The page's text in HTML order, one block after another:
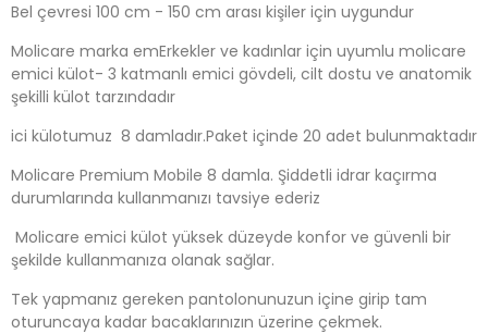
Bel çevresi 100 cm - 150 cm arası kişiler için uygundur
Molicare marka emErkekler ve kadınlar için uyumlu molicare
emici külot- 3 katmanlı emici gövdeli, cilt dostu ve anatomik
şekilli külot tarzındadır
ici külotumuz 8 damladır.Paket içinde 20 adet bulunmaktadır
Molicare Premium Mobile 8 damla. Şiddetli idrar kaçırma
durumlarında kullanmanızı tavsiye ederiz
Molicare emici külot yüksek düzeyde konfor ve güvenli bir
şekilde kullanmanıza olanak sağlar.
Tek yapmanız gereken pantolonunuzun içine girip tam
oturuncaya kadar bacaklarınızın üzerine çekmek.